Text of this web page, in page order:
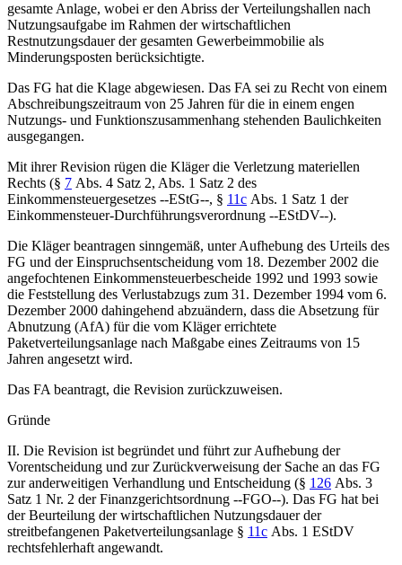
gesamte Anlage, wobei er den Abriss der Verteilungshallen nach
Nutzungsaufgabe im Rahmen der wirtschaftlichen
Restnutzungsdauer der gesamten Gewerbeimmobilie als
Minderungsposten berücksichtigte.
Das FG hat die Klage abgewiesen. Das FA sei zu Recht von einem
Abschreibungszeitraum von 25 Jahren für die in einem engen
Nutzungs- und Funktionszusammenhang stehenden Baulichkeiten
ausgegangen.
Mit ihrer Revision rügen die Kläger die Verletzung materiellen
Rechts (§ 7 Abs. 4 Satz 2, Abs. 1 Satz 2 des
Einkommensteuergesetzes --EStG--, § 11c Abs. 1 Satz 1 der
Einkommensteuer-Durchführungsverordnung --EStDV--).
Die Kläger beantragen sinngemäß, unter Aufhebung des Urteils des
FG und der Einspruchsentscheidung vom 18. Dezember 2002 die
angefochtenen Einkommensteuerbescheide 1992 und 1993 sowie
die Feststellung des Verlustabzugs zum 31. Dezember 1994 vom 6.
Dezember 2000 dahingehend abzuändern, dass die Absetzung für
Abnutzung (AfA) für die vom Kläger errichtete
Paketverteilungsanlage nach Maßgabe eines Zeitraums von 15
Jahren angesetzt wird.
Das FA beantragt, die Revision zurückzuweisen.
Gründe
II. Die Revision ist begründet und führt zur Aufhebung der
Vorentscheidung und zur Zurückverweisung der Sache an das FG
zur anderweitigen Verhandlung und Entscheidung (§ 126 Abs. 3
Satz 1 Nr. 2 der Finanzgerichtsordnung --FGO--). Das FG hat bei
der Beurteilung der wirtschaftlichen Nutzungsdauer der
streitbefangenen Paketverteilungsanlage § 11c Abs. 1 EStDV
rechtsfehlerhaft angewandt.